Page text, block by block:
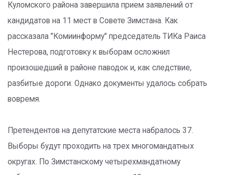
Куломского района завершила прием заявлений от
кандидатов на 11 мест в Совете Зимстана. Как
рассказала "Комиинформу" председатель ТИКа Раиса
Нестерова, подготовку к выборам осложнил
произошедший в районе паводок и, как следствие,
разбитые дороги. Однако документы удалось собрать
вовремя.
Претендентов на депутатские места набралось 37.
Выборы будут проходить на трех многомандатных
округах. По Зимстанскому четырехмандатному